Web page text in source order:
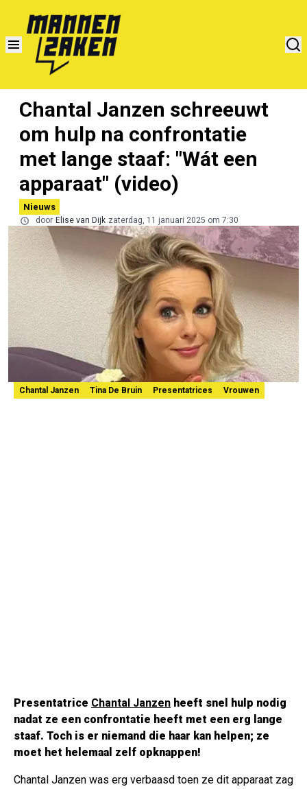
Chantal Janzen schreeuwt
om hulp na confrontatie
met lange staaf: "Wát een
apparaat" (video)
Nieuws
door Elise van Dijk zaterdag, 11 januari 2025 om 7:30
Chantal Janzen Tina De Bruin Presentatrices Vrouwen
Presentatrice Chantal Janzen heeft snel hulp nodig
nadat ze een confrontatie heeft met een erg lange
staaf. Toch is er niemand die haar kan helpen; ze
moet het helemaal zelf opknappen!
Chantal Janzen was erg verbaasd toen ze dit apparaat zag